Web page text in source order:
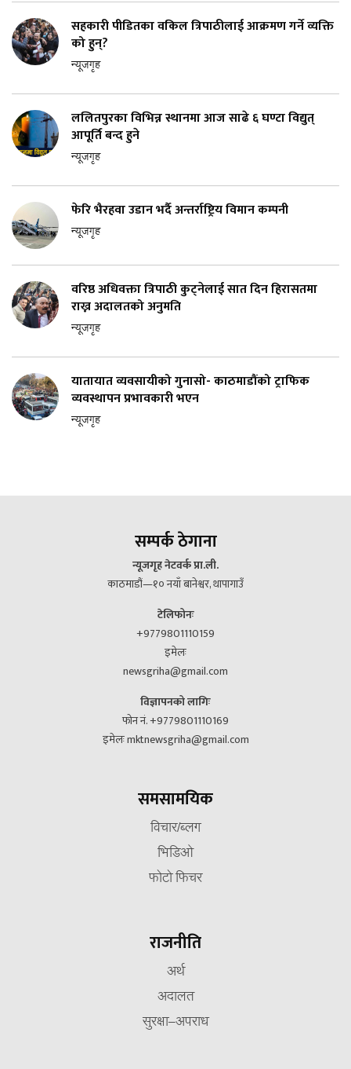
सहकारी पीडितका वकिल त्रिपाठीलाई आक्रमण गर्ने व्यक्ति
को हुन्?
न्यूजगृह
ललितपुरका विभिन्न स्थानमा आज साढे ६ घण्टा विद्युत्
आपूर्ति बन्द हुने
न्यूजगृह
फेरि भैरहवा उडान भर्दै अन्तर्राष्ट्रिय विमान कम्पनी
न्यूजगृह
वरिष्ठ अधिवक्ता त्रिपाठी कुट्नेलाई सात दिन हिरासतमा
राख्न अदालतको अनुमति
न्यूजगृह
यातायात व्यवसायीको गुनासो- काठमाडौंको ट्राफिक
व्यवस्थापन प्रभावकारी भएन
न्यूजगृह
सम्पर्क ठेगाना
न्यूजगृह नेटवर्क प्रा.ली.
काठमाडौं—१० नयाँ बानेश्वर, थापागाउँ
टेलिफोनः
+9779801110159
इमेलः
newsgriha@gmail.com
विज्ञापनको लागिः
फोन नं. +9779801110169
इमेलः mktnewsgriha@gmail.com
समसामयिक
विचार/ब्लग
भिडिओ
फोटो फिचर
राजनीति
अर्थ
अदालत
सुरक्षा–अपराध